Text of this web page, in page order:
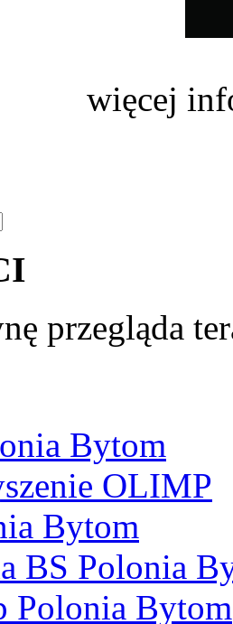
więcej
przegląda
Bytom
OLIMP
Bytom
BS Polonia
Polonia Bytom